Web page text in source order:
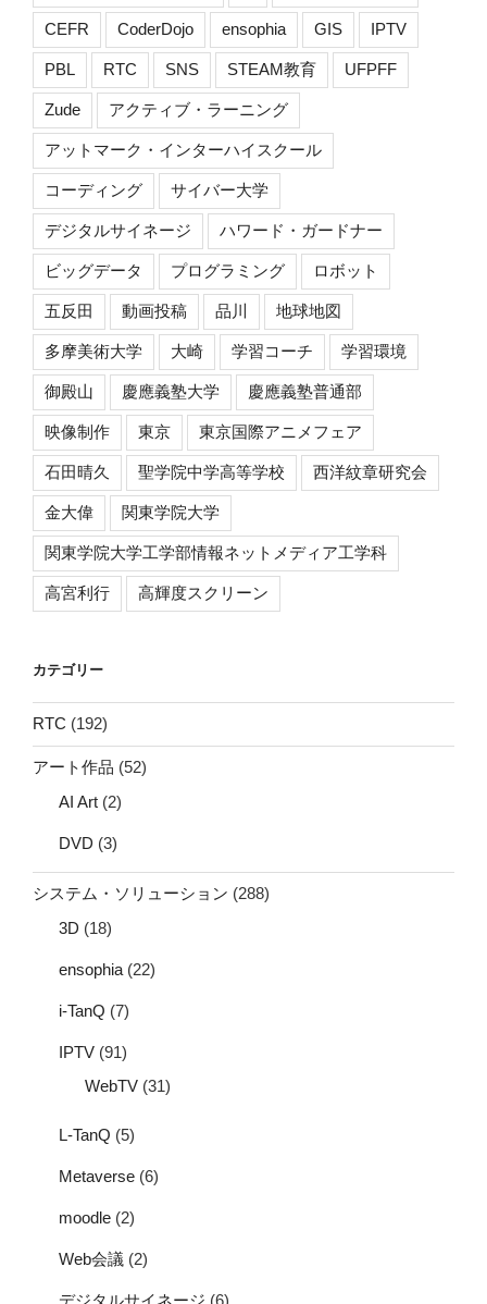
CEFR CoderDojo ensophia GIS IPTV
PBL RTC SNS STEAM教育 UFPFF
Zude アクティブ・ラーニング
アットマーク・インターハイスクール
コーディング サイバー大学
デジタルサイネージ ハワード・ガードナー
ビッグデータ プログラミング ロボット
五反田 動画投稿 品川 地球地図
多摩美術大学 大崎 学習コーチ 学習環境
御殿山 慶應義塾大学 慶應義塾普通部
映像制作 東京 東京国際アニメフェア
石田晴久 聖学院中学高等学校 西洋紋章研究会
金大偉 関東学院大学
関東学院大学工学部情報ネットメディア工学科
高宮利行 高輝度スクリーン
カテゴリー
RTC (192)
アート作品 (52)
AI Art (2)
DVD (3)
システム・ソリューション (288)
3D (18)
ensophia (22)
i-TanQ (7)
IPTV (91)
WebTV (31)
L-TanQ (5)
Metaverse (6)
moodle (2)
Web会議 (2)
デジタルサイネージ (6)